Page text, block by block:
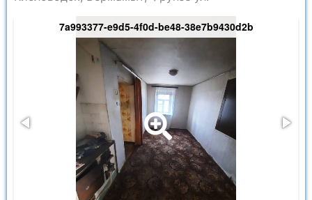
7a993377-e9d5-4f0d-be48-38e7b9430d2b